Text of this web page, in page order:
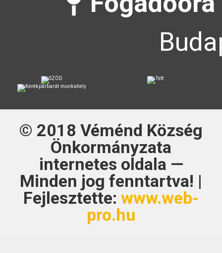
© 2018 Véménd Község
Önkormányzata
internetes oldala —
Minden jog fenntartva! |
Fejlesztette: www.web-
pro.hu